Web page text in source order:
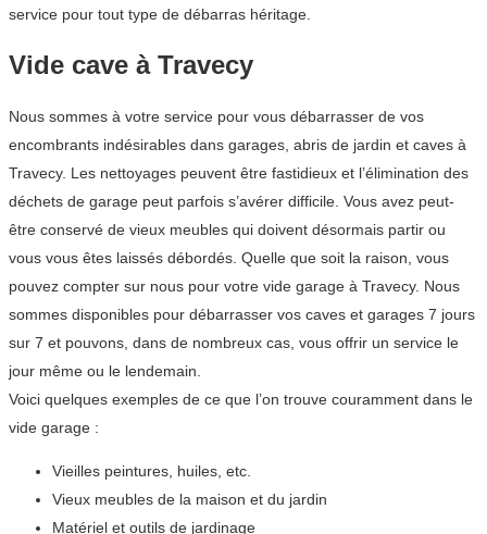
service pour tout type de débarras héritage.
Vide cave à Travecy
Nous sommes à votre service pour vous débarrasser de vos
encombrants indésirables dans garages, abris de jardin et caves à
Travecy. Les nettoyages peuvent être fastidieux et l’élimination des
déchets de garage peut parfois s’avérer difficile. Vous avez peut-
être conservé de vieux meubles qui doivent désormais partir ou
vous vous êtes laissés débordés. Quelle que soit la raison, vous
pouvez compter sur nous pour votre vide garage à Travecy. Nous
sommes disponibles pour débarrasser vos caves et garages 7 jours
sur 7 et pouvons, dans de nombreux cas, vous offrir un service le
jour même ou le lendemain.
Voici quelques exemples de ce que l’on trouve couramment dans le
vide garage :
Vieilles peintures, huiles, etc.
Vieux meubles de la maison et du jardin
Matériel et outils de jardinage